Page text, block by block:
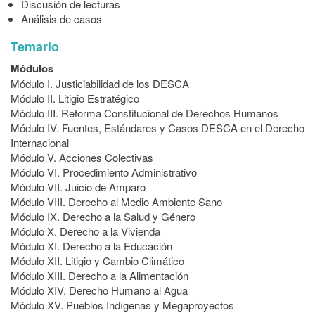
Discusión de lecturas
Análisis de casos
Temario
Módulos
Módulo I. Justiciabilidad de los DESCA
Módulo II. Litigio Estratégico
Módulo III. Reforma Constitucional de Derechos Humanos
Módulo IV. Fuentes, Estándares y Casos DESCA en el Derecho
Internacional
Módulo V. Acciones Colectivas
Módulo VI. Procedimiento Administrativo
Módulo VII. Juicio de Amparo
Módulo VIII. Derecho al Medio Ambiente Sano
Módulo IX. Derecho a la Salud y Género
Módulo X. Derecho a la Vivienda
Módulo XI. Derecho a la Educación
Módulo XII. Litigio y Cambio Climático
Módulo XIII. Derecho a la Alimentación
Módulo XIV. Derecho Humano al Agua
Módulo XV. Pueblos Indígenas y Megaproyectos